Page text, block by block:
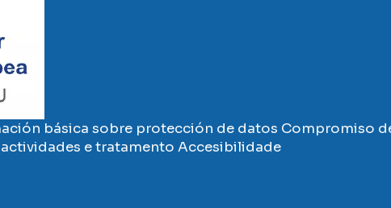
básica sobre protección de datos Compromiso
e tratamento Accesibilidade